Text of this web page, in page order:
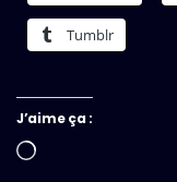
Tumblr
J’aime ça :
Chargement…